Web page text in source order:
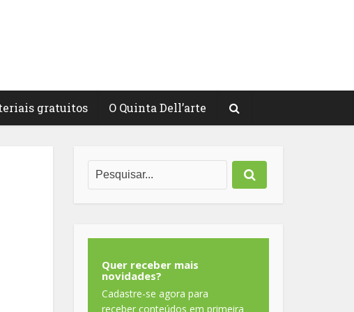
gratuitos O Quinta Dell’arte
Quer receber mais
novidades?
Cadastre-se agora para
receber conteúdos em primeira